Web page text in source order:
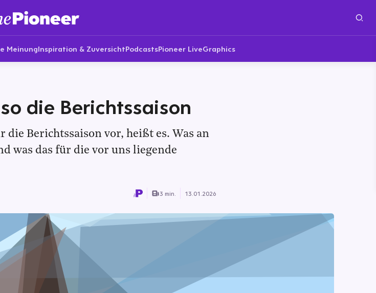
MeinungInspiration & ZuversichtPodcastsPioneer LiveGraphics
die Berichtssaison
die Berichtssaison vor, heißt es. Was an
was das für die vor uns liegende
3 min. 13.01.2026